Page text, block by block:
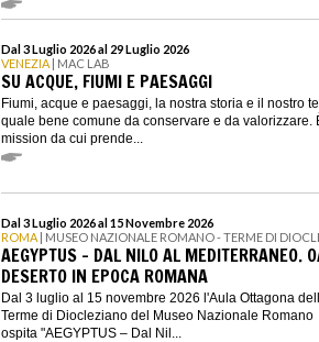
Dal 3 Luglio 2026 al 29 Luglio 2026
VENEZIA | MAC LAB
SU ACQUE, FIUMI E PAESAGGI
Fiumi, acque e paesaggi, la nostra storia e il nostro
quale bene comune da conservare e da valorizzare.
mission da cui prende...
Dal 3 Luglio 2026 al 15 Novembre 2026
ROMA | MUSEO NAZIONALE ROMANO - TERME DI
AEGYPTUS – DAL NILO AL MEDITERRANEO.
DESERTO IN EPOCA ROMANA
Dal 3 luglio al 15 novembre 2026 l'Aula Ottagona
Terme di Diocleziano del Museo Nazionale Romano
ospita "AEGYPTUS – Dal Nil...